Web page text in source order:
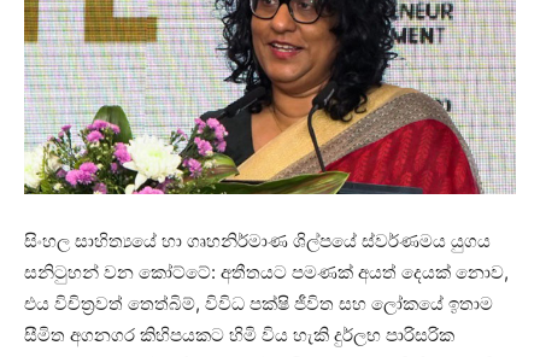
සිංහල සාහිත්‍යයේ හා ගෘහනිර්මාණ ශිල්පයේ ස්වර්ණමය යුගය
සනිටුහන් වන කෝට්ටේ: අතීතයට පමණක් අයත් දෙයක් නොව,
එය විචිත්‍රවත් තෙත්බිම්, විවිධ පක්ෂි ජීවිත සහ ලෝකයේ ඉතාම
සීමිත අගනගර කිහිපයකට හිමි විය හැකි දුර්ලභ පාරිසරික